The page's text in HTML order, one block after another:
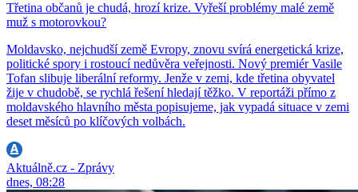
Třetina občanů je chudá, hrozí krize. Vyřeší problémy malé země
muž s motorovkou?
Moldavsko, nejchudší země Evropy, znovu svírá energetická krize,
politické spory i rostoucí nedůvěra veřejnosti. Nový premiér Vasile
Tofan slibuje liberální reformy. Jenže v zemi, kde třetina obyvatel
žije v chudobě, se rychlá řešení hledají těžko. V reportáži přímo z
moldavského hlavního města popisujeme, jak vypadá situace v zemi
deset měsíců po klíčových volbách.
Aktuálně.cz - Zprávy
dnes, 08:28